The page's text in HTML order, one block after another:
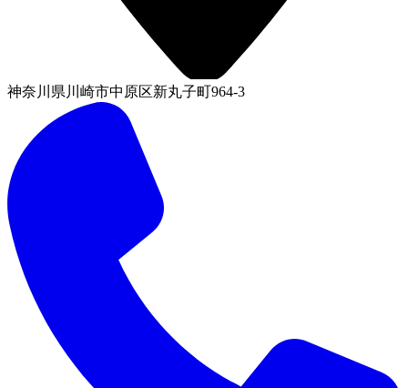
神奈川県川崎市中原区新丸子町964-3